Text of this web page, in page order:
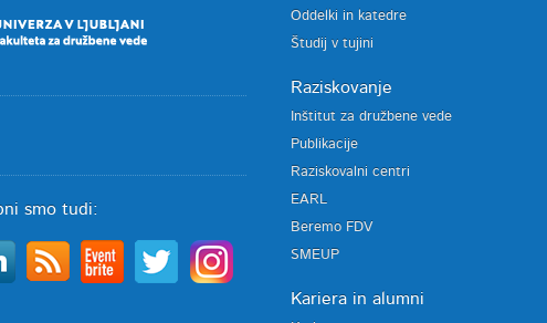
smo tudi:
Oddelki in katedre
Študij v tujini
Raziskovanje
Inštitut za družbene vede
Publikacije
Raziskovalni centri
EARL
Beremo FDV
SMEUP
Kariera in alumni